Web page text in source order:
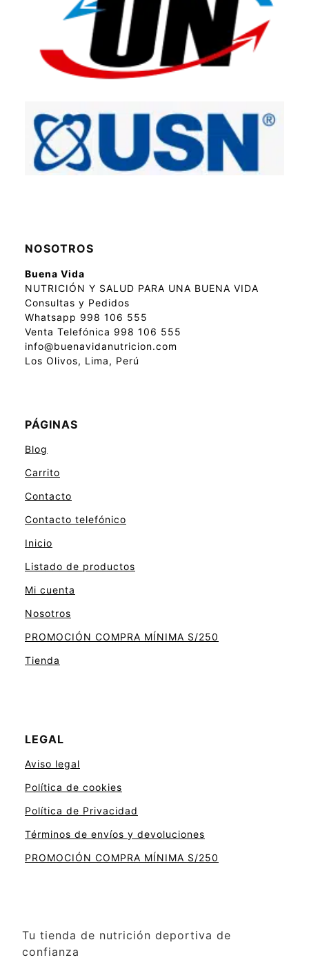
NOSOTROS
Buena Vida
NUTRICIÓN Y SALUD PARA UNA BUENA VIDA
Consultas y Pedidos
Whatsapp 998 106 555
Venta Telefónica 998 106 555
info@buenavidanutricion.com
Los Olivos, Lima, Perú
PÁGINAS
Blog
Carrito
Contacto
Contacto telefónico
Inicio
Listado de productos
Mi cuenta
Nosotros
PROMOCIÓN COMPRA MÍNIMA S/250
Tienda
LEGAL
Aviso legal
Política de cookies
Política de Privacidad
Términos de envíos y devoluciones
PROMOCIÓN COMPRA MÍNIMA S/250
Tu tienda de nutrición deportiva de
confianza